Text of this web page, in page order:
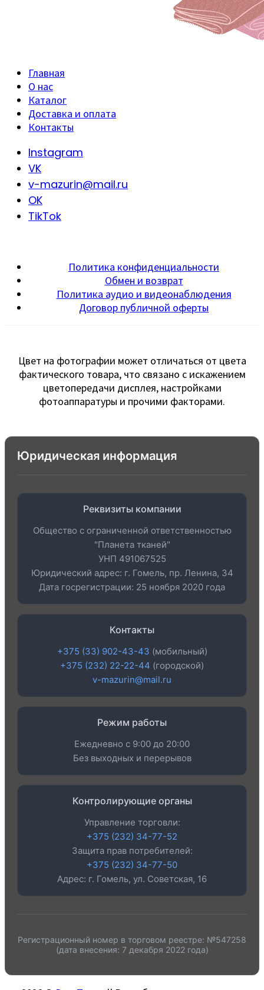
Главная
О нас
Каталог
Доставка и оплата
Контакты
Instagram
VK
v-mazurin@mail.ru
OK
TikTok
Политика конфиденциальности
Обмен и возврат
Политика аудио и видеонаблюдения
Договор публичной оферты
Цвет на фотографии может отличаться от цвета
фактического товара, что связано с искажением
цветопередачи дисплея, настройками
фотоаппаратуры и прочими факторами.
Юридическая информация
Реквизиты компании
Общество с ограниченной ответственностью
"Планета тканей"
УНП 491067525
Юридический адрес: г. Гомель, пр. Ленина, 34
Дата госрегистрации: 25 ноября 2020 года
Контакты
+375 (33) 902-43-43 (мобильный)
+375 (232) 22-22-44 (городской)
v-mazurin@mail.ru
Режим работы
Ежедневно с 9:00 до 20:00
Без выходных и перерывов
Контролирующие органы
Управление торговли:
+375 (232) 34-77-52
Защита прав потребителей:
+375 (232) 34-77-50
Адрес: г. Гомель, ул. Советская, 16
Регистрационный номер в торговом реестре: №547258
(дата внесения: 7 декабря 2022 года)